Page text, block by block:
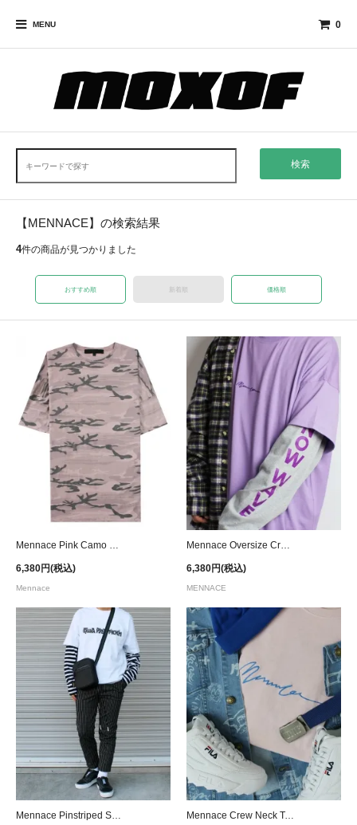
MENU 0
検索
【MENNACE】の検索結果
4件の商品が見つかりました
おすすめ順 新着順 価格順
6,380円(税込)
Mennace
6,380円(税込)
MENNACE
Mennace Crew Neck T-Shirt - Pink